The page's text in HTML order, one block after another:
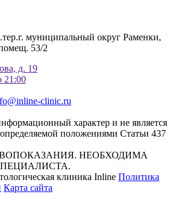
муниципальный округ Раменки,
53/2
д. 19
21:00
clinic.ru
характер и не является
положениями Статьи 437
НЕОБХОДИМА
клиника Inline Политика
Карта сайта